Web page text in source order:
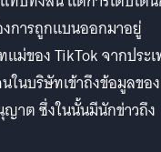
งการถูกแบนออกมาอยู่
ม่ของ TikTok จากประ
ในบริษัทเข้าถึงข้อมูลขอ
ญาต ซึ่งในนั้นมีนักข่าวถึง